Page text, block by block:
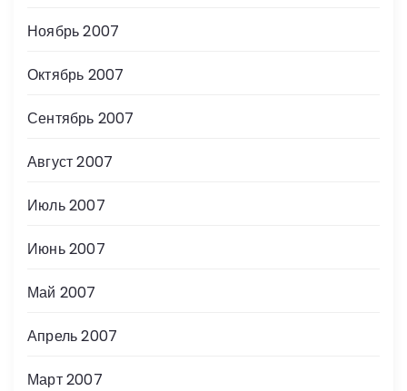
Ноябрь 2007
Октябрь 2007
Сентябрь 2007
Август 2007
Июль 2007
Июнь 2007
Май 2007
Апрель 2007
Март 2007